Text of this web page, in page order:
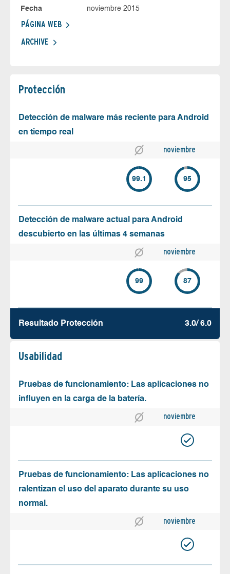
Fecha
noviembre 2015
PÁGINA WEB
ARCHIVE
Protección
Detección de malware más reciente para Android
en tiempo real
noviembre
99.1 95
Detección de malware actual para Android
descubierto en las últimas 4 semanas
noviembre
99 87
Resultado Protección 3.0/ 6.0
Usabilidad
Pruebas de funcionamiento: Las aplicaciones no
influyen en la carga de la batería.
noviembre
Pruebas de funcionamiento: Las aplicaciones no
ralentizan el uso del aparato durante su uso
normal.
noviembre